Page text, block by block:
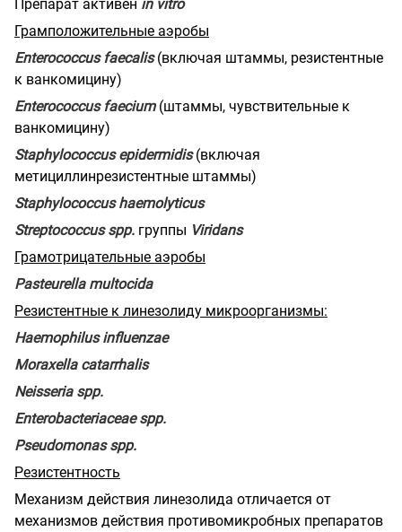
Препарат активен in vitro
Грамположительные аэробы
Enterococcus faecalis(включая штаммы, резистентные
к ванкомицину)
Enterococcus faecium(штаммы, чувствительные к
ванкомицину)
Staphylococcus epidermidis(включая
метициллинрезистентные штаммы)
Staphylococcus haemolyticus
Streptococcus spp. группы Viridans
Грамотрицательные аэробы
Pasteurella multocida
Резистентные к линезолиду микроорганизмы:
Haemophilus influenzae
Moraxella catarrhalis
Neisseria spp.
Enterobacteriaceae spp.
Pseudomonas spp.
Резистентность
Механизм действия линезолида отличается от
механизмов действия противомикробных препаратов